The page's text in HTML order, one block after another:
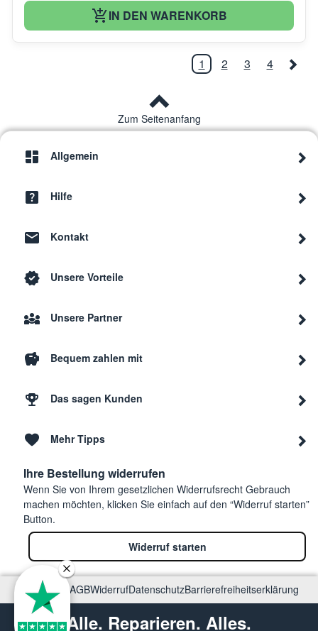
IN DEN WARENKORB
1 2 3 4
Zum Seitenanfang
Allgemein
Hilfe
Kontakt
Unsere Vorteile
Unsere Partner
Bequem zahlen mit
Das sagen Kunden
Mehr Tipps
Ihre Bestellung widerrufen
Wenn Sie von Ihrem gesetzlichen Widerrufsrecht Gebrauch
machen möchten, klicken Sie einfach auf den “Widerruf starten”
Button.
Widerruf starten
ImpressumAGBWiderrufDatenschutzBarrierefreiheitserklärung
Alle. Reparieren. Alles.